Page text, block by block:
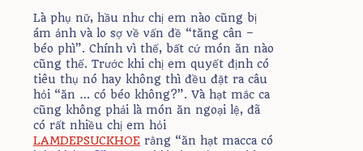
Là phụ nữ, hầu như chị em nào cũng bị
ám ảnh và lo sợ về vấn đề “tăng cân –
béo phì”. Chính vì thế, bất cứ món ăn nào
cũng thế. Trước khi chị em quyết định có
tiêu thụ nó hay không thì đều đặt ra câu
hỏi “ăn … có béo không?”. Và hạt mắc ca
cũng không phải là món ăn ngoại lệ, đã
có rất nhiều chị em hỏi
LAMDEPSUCKHOE rằng “ăn hạt macca có